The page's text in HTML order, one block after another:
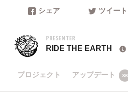
シェア ツイート
PRESENTER
RIDE THE EARTH
プロジェクト アップデート 36